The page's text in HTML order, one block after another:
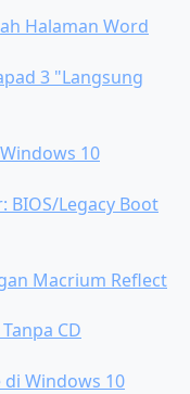
Halaman Word
3 "Langsung
10
BIOS/Legacy Boot
Macrium Reflect
CD
di Windows 10